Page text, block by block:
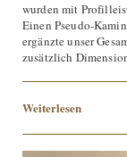
wurden mit
Einen Pseudo-
ergänzte unser
zusätzlich
Weiterlesen